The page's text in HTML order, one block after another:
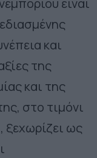
είναι
και
της
και της
στο τιμόνι
ξεχωρίζει ως